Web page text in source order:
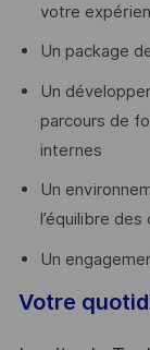
votre
Un package
Un
parcours de
internes
Un
l’équilibre
Un
Votre